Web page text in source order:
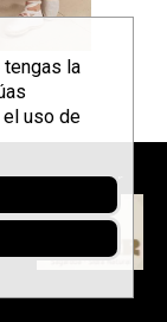
Sponsor
la
uso de